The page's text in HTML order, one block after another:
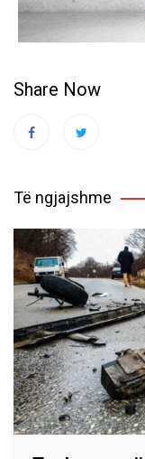
Share Now
Të ngjajshme